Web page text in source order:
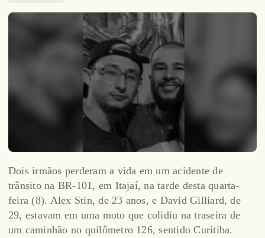
Dois irmãos perderam a vida em um acidente de
trânsito na BR-101, em Itajaí, na tarde desta quarta-
feira (8). Alex Stin, de 23 anos, e David Gilliard, de
29, estavam em uma moto que colidiu na traseira de
um caminhão no quilômetro 126, sentido Curitiba.